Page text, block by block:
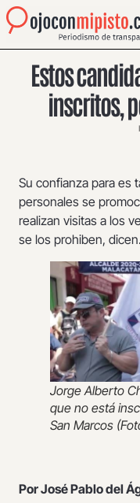
Estos
inscritos,
Su confianza para es
personales se
realizan visitas a los
se los prohiben, dicen.
Jorge Alberto
que no está
San Marcos
Por José Pablo del